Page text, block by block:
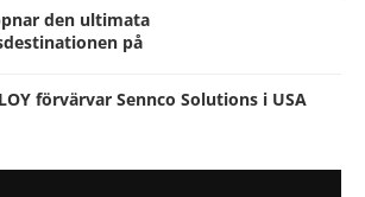
den ultimata
på
förvärvar Sennco Solutions i USA